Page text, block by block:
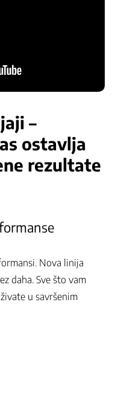
–
ostavlja
rezultate
Nova linija
daha. Sve što vam
u savršenim